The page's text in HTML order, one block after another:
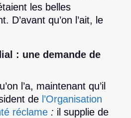
les belles
D’avant qu’on l’ait, le
: une demande de
l’a, maintenant qu’il
de l’Organisation
réclame : il supplie de